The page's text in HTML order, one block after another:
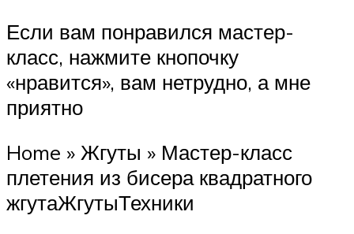
Если вам понравился мастер-
класс, нажмите кнопочку
«нравится», вам нетрудно, а мне
приятно
Home » Жгуты » Мастер-класс
плетения из бисера квадратного
жгутаЖгутыТехники